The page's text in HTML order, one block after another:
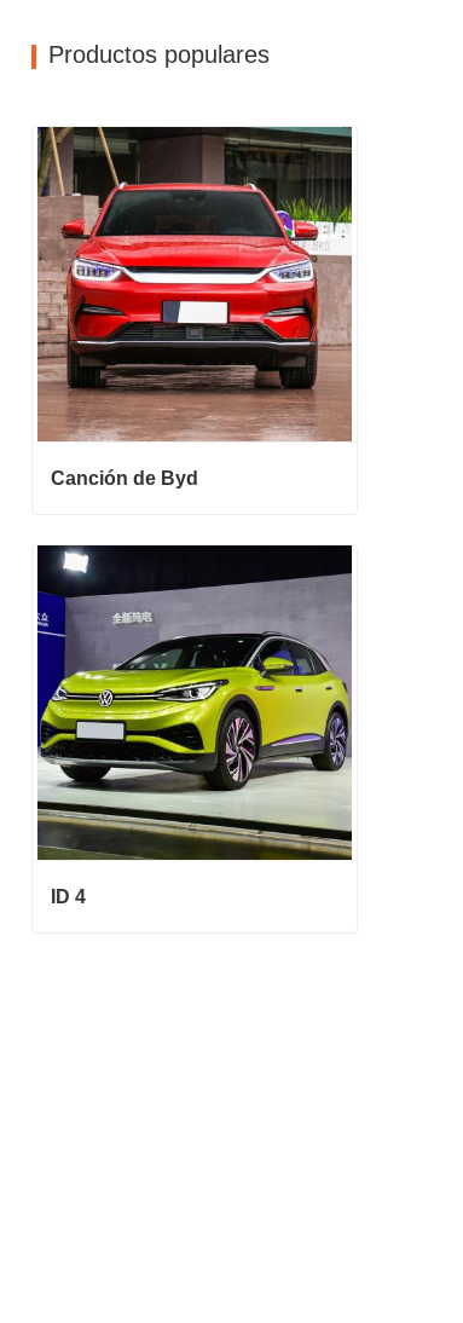
Productos populares
Canción de Byd
Canción de Byd
Contactar ahora
ID 4